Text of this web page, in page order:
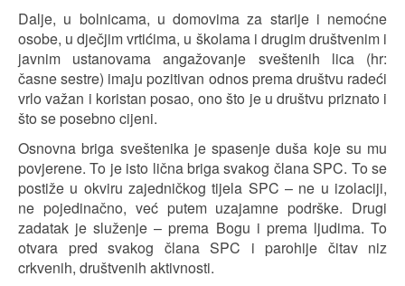
Dalje, u bolnicama, u domovima za starije i nemoćne
osobe, u dječjim vrtićima, u školama i drugim društvenim i
javnim ustanovama angažovanje sveštenih lica (hr:
časne sestre) imaju pozitivan odnos prema društvu radeći
vrlo važan i koristan posao, ono što je u društvu priznato i
što se posebno cijeni.
Osnovna briga sveštenika je spasenje duša koje su mu
povjerene. To je isto lična briga svakog člana SPC. To se
postiže u okviru zajedničkog tijela SPC – ne u izolaciji,
ne pojedinačno, već putem uzajamne podrške. Drugi
zadatak je služenje – prema Bogu i prema ljudima. To
otvara pred svakog člana SPC i parohije čitav niz
crkvenih, društvenih aktivnosti.